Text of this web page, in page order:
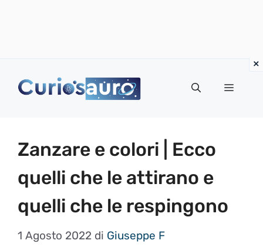
Menu
Zanzare e colori | Ecco
quelli che le attirano e
quelli che le respingono
1 Agosto 2022 di Giuseppe F